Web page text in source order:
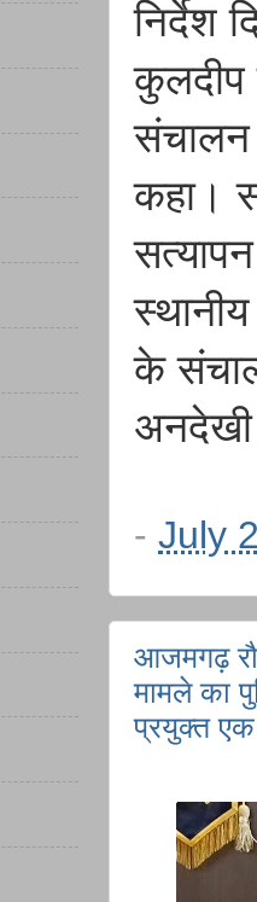
निर्देश
कुलदीप
संचालन
कहा।
के
- July
आजमगढ़
मामले का
प्रयुक्त